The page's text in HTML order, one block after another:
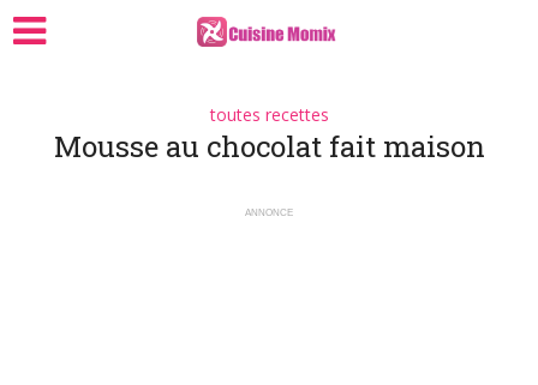
toutes recettes
Mousse au chocolat fait maison
ANNONCE